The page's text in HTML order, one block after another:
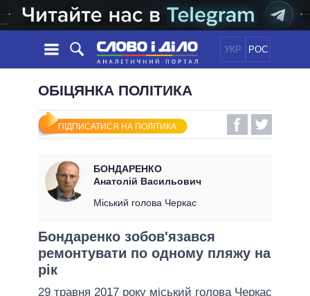
УКР РОС
НОВИНИ
СТРІЧКА
ПОДІЇ
СТАТТІ
ДУМКИ
ОГЛЯДИ
ПОЛІТИКА
ЕКОНОМІКА
СВІТ
ОБIЦЯНКИ
УСІ ПОЛІТИКИ
ПРЕЗИДЕНТ І ОФІС
КАБІНЕТ МІНІСТРІВ
ГОЛОВИ ОБЛАДМІНІСТРАЦІЙ
ІНФОГРАФІКА
ВІДЕО
ПІДТРИМАТИ
ОБІЦЯНКА ПОЛІТИКА
ПІДПИСАТИСЯ НА ПОЛІТИКА
БОНДАРЕНКО
Анатолій Васильович
Міський голова Черкас
Бондаренко зобов'язався
ремонтувати по одному пляжу на
рік
29 травня 2017 року міський голова Черкас